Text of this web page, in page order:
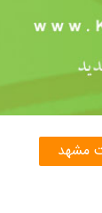
مشهد